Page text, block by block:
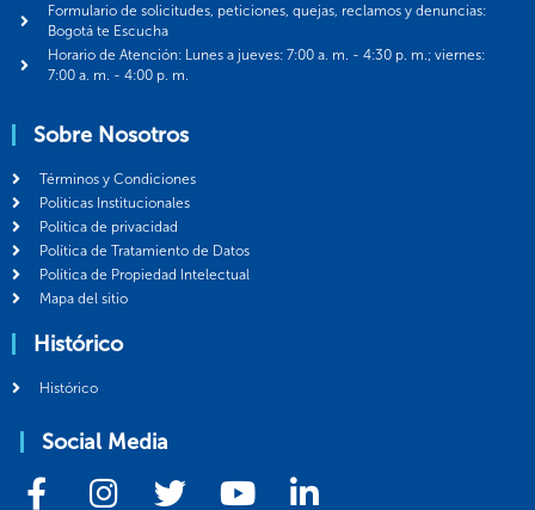
Formulario de solicitudes, peticiones, quejas, reclamos y denuncias:
Bogotá te Escucha
Horario de Atención: Lunes a jueves: 7:00 a. m. - 4:30 p. m.; viernes:
7:00 a. m. - 4:00 p. m.
Sobre Nosotros
Términos y Condiciones
Politicas Institucionales
Política de privacidad
Política de Tratamiento de Datos
Política de Propiedad Intelectual
Mapa del sitio
Histórico
Histórico
Social Media